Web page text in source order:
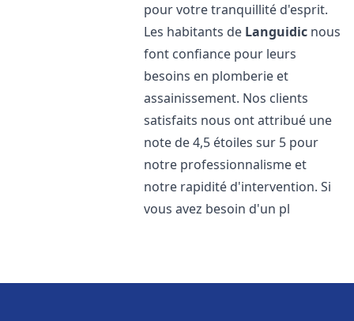
pour votre tranquillité d'esprit.
Les habitants de Languidic nous
font confiance pour leurs
besoins en plomberie et
assainissement. Nos clients
satisfaits nous ont attribué une
note de 4,5 étoiles sur 5 pour
notre professionnalisme et
notre rapidité d'intervention. Si
vous avez besoin d'un pl